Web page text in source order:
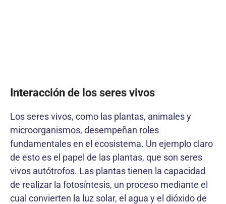
Interacción de los seres vivos
Los seres vivos, como las plantas, animales y
microorganismos, desempeñan roles
fundamentales en el ecosistema. Un ejemplo claro
de esto es el papel de las plantas, que son seres
vivos autótrofos. Las plantas tienen la capacidad
de realizar la fotosíntesis, un proceso mediante el
cual convierten la luz solar, el agua y el dióxido de